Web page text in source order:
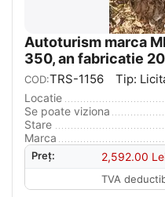
Autoturism marca
350, an fabricatie
COD:TRS-1156 Tip:
Locatie
Se poate viziona
Stare
Marca
Preț: 2,592.00
TVA